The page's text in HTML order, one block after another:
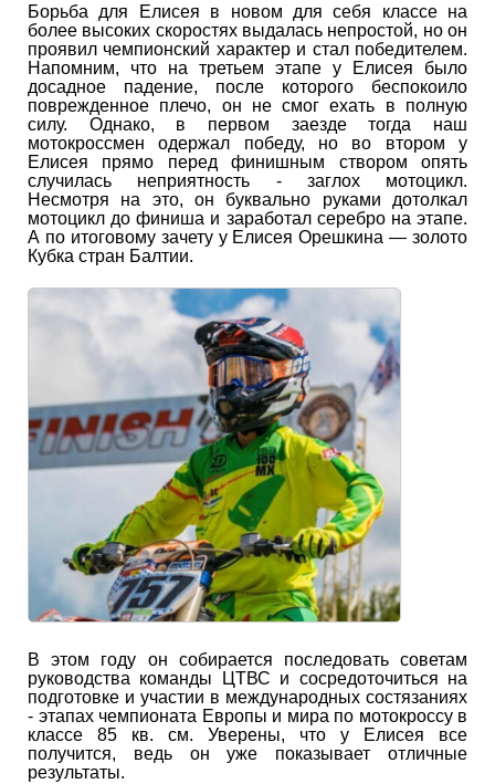
Борьба для Елисея в новом для себя классе на
более высоких скоростях выдалась непростой, но он
проявил чемпионский характер и стал победителем.
Напомним, что на третьем этапе у Елисея было
досадное падение, после которого беспокоило
поврежденное плечо, он не смог ехать в полную
силу. Однако, в первом заезде тогда наш
мотокроссмен одержал победу, но во втором у
Елисея прямо перед финишным створом опять
случилась неприятность - заглох мотоцикл.
Несмотря на это, он буквально руками дотолкал
мотоцикл до финиша и заработал серебро на этапе.
А по итоговому зачету у Елисея Орешкина — золото
Кубка стран Балтии.
В этом году он собирается последовать советам
руководства команды ЦТВС и сосредоточиться на
подготовке и участии в международных cостязаниях
- этапах чемпионата Европы и мира по мотокроссу в
классе 85 кв. см. Уверены, что у Елисея все
получится, ведь он уже показывает отличные
результаты.